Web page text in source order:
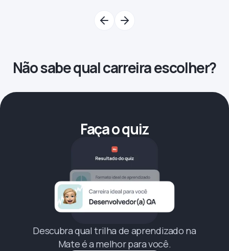
Não sabe qual carreira escolher?
Faça o quiz
Descubra qual trilha de aprendizado na
Mate é a melhor para você.